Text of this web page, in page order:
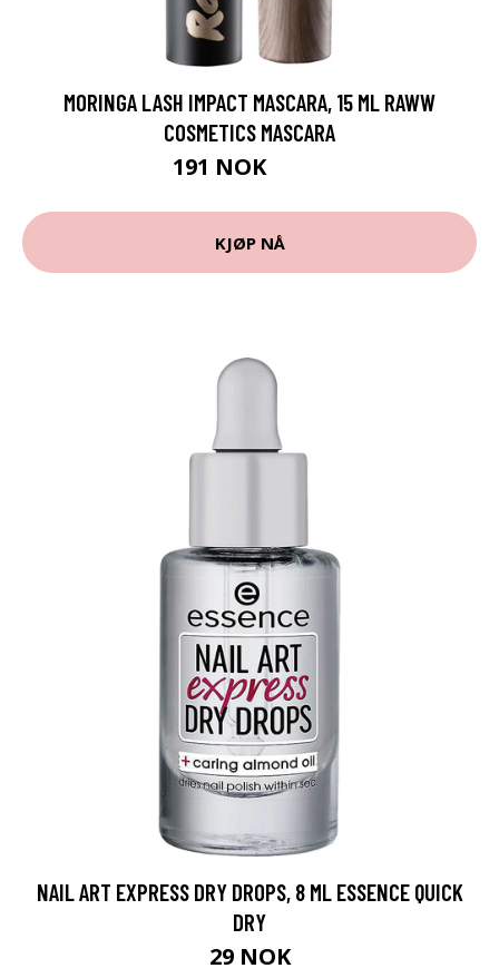
MORINGA LASH IMPACT MASCARA, 15 ML RAWW
COSMETICS MASCARA
191 NOK
KJØP NÅ
NAIL ART EXPRESS DRY DROPS, 8 ML ESSENCE QUICK
DRY
29 NOK